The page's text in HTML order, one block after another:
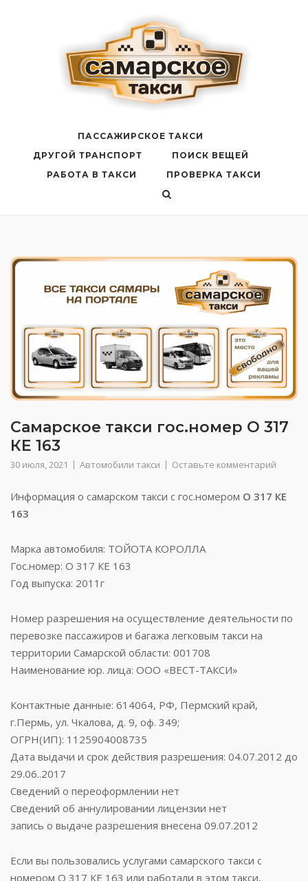
ПАССАЖИРСКОЕ ТАКСИ
ДРУГОЙ ТРАНСПОРТ
ПОИСК ВЕЩЕЙ
РАБОТА В ТАКСИ
ПРОВЕРКА ТАКСИ
Самарское такси гос.номер О 317
КЕ 163
30 июля, 2021 Автомобили такси Оставьте комментарий
Информация о самарском такси с гос.номером О 317 КЕ
163
Марка автомобиля: ТОЙОТА КОРОЛЛА
Гос.номер: О 317 КЕ 163
Год выпуска: 2011г
Номер разрешения на осуществление деятельности по
перевозке пассажиров и багажа легковым такси на
территории Самарской области: 001708
Наименование юр. лица: ООО «ВЕСТ-ТАКСИ»
Контактные данные: 614064, РФ, Пермский край,
г.Пермь, ул. Чкалова, д. 9, оф. 349;
ОГРН(ИП): 1125904008735
Дата выдачи и срок действия разрешения: 04.07.2012 до
29.06..2017
Сведений о переоформлении нет
Сведений об аннулировании лицензии нет
запись о выдаче разрешения внесена 09.07.2012
Если вы пользовались услугами самарского такси с
номером О 317 КЕ 163 или работали в этом такси,